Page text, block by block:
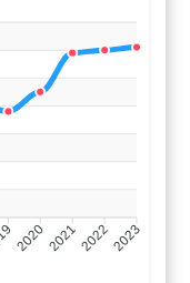
2020202120222023